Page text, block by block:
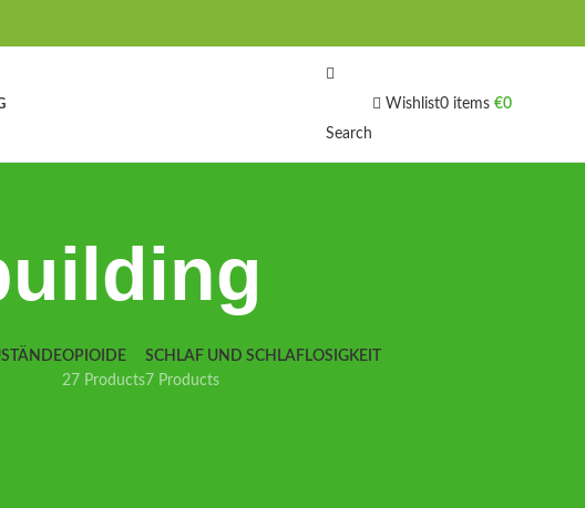
Search
Wishlist0 items €0
OPIOIDE
27 Products
SCHLAF UND SCHLAFLOSIGKEIT
7 Products